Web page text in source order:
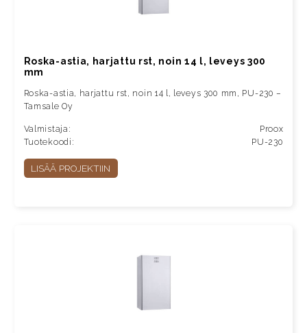
Roska-astia, harjattu rst, noin 14 l, leveys 300
mm
Roska-astia, harjattu rst, noin 14 l, leveys 300 mm, PU-230 –
Tamsale Oy
Valmistaja:
Proox
Tuotekoodi:
PU-230
LISÄÄ PROJEKTIIN